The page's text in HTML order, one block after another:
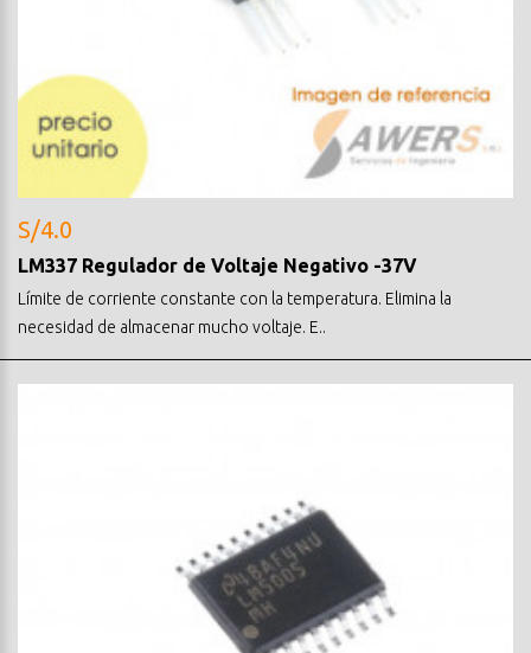
S/4.0
LM337 Regulador de Voltaje Negativo -37V
Límite de corriente constante con la temperatura. Elimina la
necesidad de almacenar mucho voltaje. E..